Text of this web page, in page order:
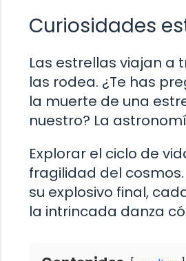
Curiosidades
Las estrellas viajan a
las rodea. ¿Te has
la muerte de una
nuestro? La
Explorar el ciclo de
fragilidad del
su explosivo final,
la intrincada danza